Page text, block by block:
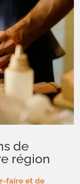
de
région
faire et de